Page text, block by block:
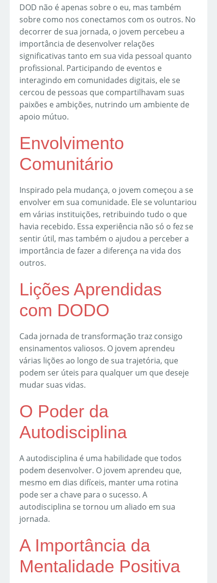
DOD não é apenas sobre o eu, mas também
sobre como nos conectamos com os outros. No
decorrer de sua jornada, o jovem percebeu a
importância de desenvolver relações
significativas tanto em sua vida pessoal quanto
profissional. Participando de eventos e
interagindo em comunidades digitais, ele se
cercou de pessoas que compartilhavam suas
paixões e ambições, nutrindo um ambiente de
apoio mútuo.
Envolvimento
Comunitário
Inspirado pela mudança, o jovem começou a se
envolver em sua comunidade. Ele se voluntariou
em várias instituições, retribuindo tudo o que
havia recebido. Essa experiência não só o fez se
sentir útil, mas também o ajudou a perceber a
importância de fazer a diferença na vida dos
outros.
Lições Aprendidas
com DODO
Cada jornada de transformação traz consigo
ensinamentos valiosos. O jovem aprendeu
várias lições ao longo de sua trajetória, que
podem ser úteis para qualquer um que deseje
mudar suas vidas.
O Poder da
Autodisciplina
A autodisciplina é uma habilidade que todos
podem desenvolver. O jovem aprendeu que,
mesmo em dias difíceis, manter uma rotina
pode ser a chave para o sucesso. A
autodisciplina se tornou um aliado em sua
jornada.
A Importância da
Mentalidade Positiva